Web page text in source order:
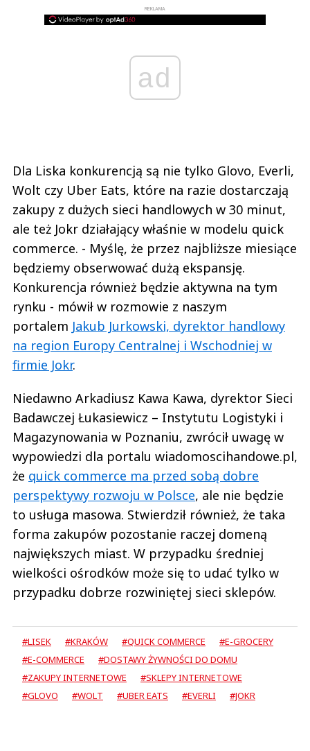
REKLAMA
ad
Dla Liska konkurencją są nie tylko Glovo, Everli,
Wolt czy Uber Eats, które na razie dostarczają
zakupy z dużych sieci handlowych w 30 minut,
ale też Jokr działający właśnie w modelu quick
commerce. - Myślę, że przez najbliższe miesiące
będziemy obserwować dużą ekspansję.
Konkurencja również będzie aktywna na tym
rynku - mówił w rozmowie z naszym
portalem Jakub Jurkowski, dyrektor handlowy
na region Europy Centralnej i Wschodniej w
firmie Jokr.
Niedawno Arkadiusz Kawa Kawa, dyrektor Sieci
Badawczej Łukasiewicz – Instytutu Logistyki i
Magazynowania w Poznaniu, zwrócił uwagę w
wypowiedzi dla portalu wiadomoscihandowe.pl,
że quick commerce ma przed sobą dobre
perspektywy rozwoju w Polsce, ale nie będzie
to usługa masowa. Stwierdził również, że taka
forma zakupów pozostanie raczej domeną
największych miast. W przypadku średniej
wielkości ośrodków może się to udać tylko w
przypadku dobrze rozwiniętej sieci sklepów.
#LISEK #KRAKÓW #QUICK COMMERCE
#E-GROCERY
#E-COMMERCE
#DOSTAWY ŻYWNOŚCI DO DOMU
#ZAKUPY INTERNETOWE
#SKLEPY INTERNETOWE
#GLOVO
#WOLT #UBER EATS #EVERLI #JOKR